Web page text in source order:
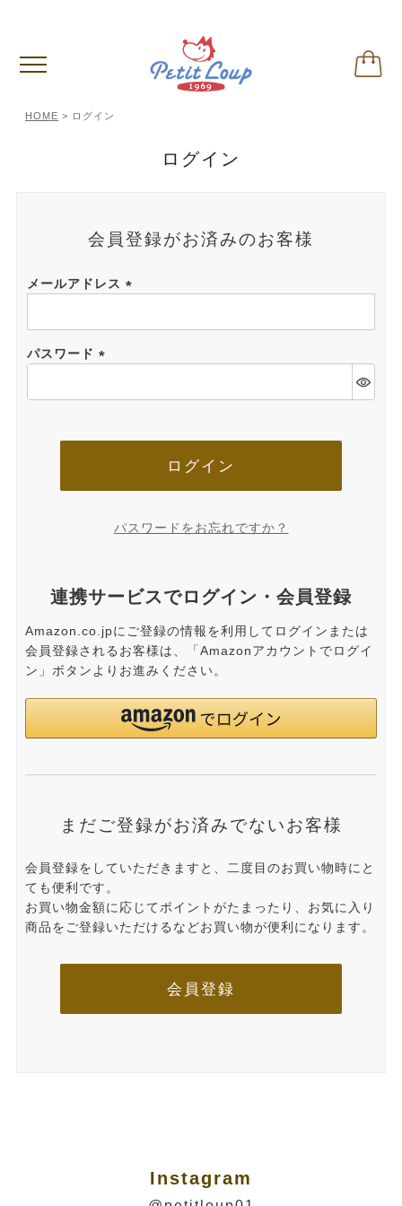
HOME ログイン
ログイン
会員登録がお済みのお客様
メールアドレス
須)
パスワード
須)
ログイン
パスワードをお忘れですか？
連携サービスでログイン・会員登録
Amazon.co.jpにご登録の情報を利用してログインまたは
会員登録されるお客様は、「Amazonアカウントでログイ
ン」ボタンよりお進みください。
まだご登録がお済みでないお客様
会員登録をしていただきますと、二度目のお買い物時にと
ても便利です。
お買い物金額に応じてポイントがたまったり、お気に入り
商品をご登録いただけるなどお買い物が便利になります。
会員登録
Instagram